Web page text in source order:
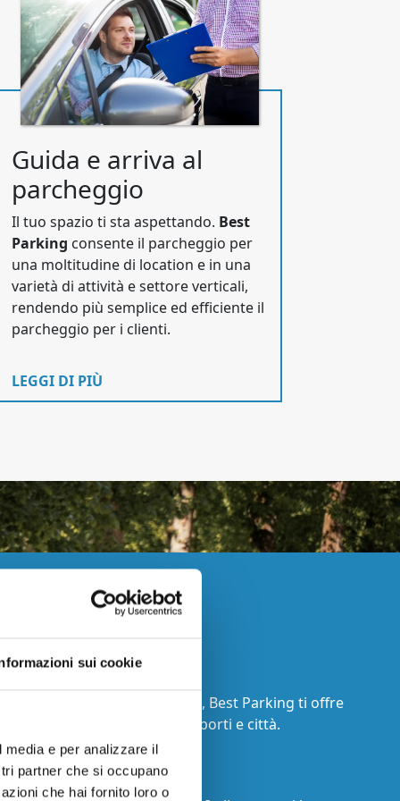
sui cookie
e per analizzare il
partner che si occupano
che hai fornito loro o
Guida e arriva al
parcheggio
Il tuo spazio ti sta aspettando. Best
Parking consente il parcheggio per
una moltitudine di location e in una
varietà di attività e settore verticali,
rendendo più semplice ed efficiente il
parcheggio per i clienti.
LEGGI DI PIÙ
Best Parking
network diffuso in tutta Italia, Best Parking ti offre
negli aeroporti, porti e città.
PRIMA DI TUTTO